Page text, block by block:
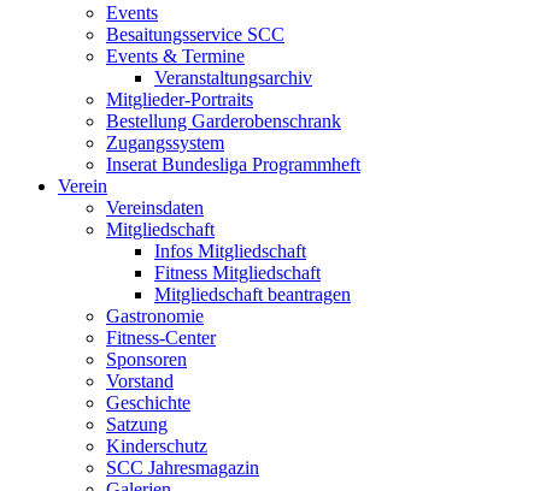
Events
Besaitungsservice SCC
Events & Termine
Veranstaltungsarchiv
Mitglieder-Portraits
Bestellung Garderobenschrank
Zugangssystem
Inserat Bundesliga Programmheft
Verein
Vereinsdaten
Mitgliedschaft
Infos Mitgliedschaft
Fitness Mitgliedschaft
Mitgliedschaft beantragen
Gastronomie
Fitness-Center
Sponsoren
Vorstand
Geschichte
Satzung
Kinderschutz
SCC Jahresmagazin